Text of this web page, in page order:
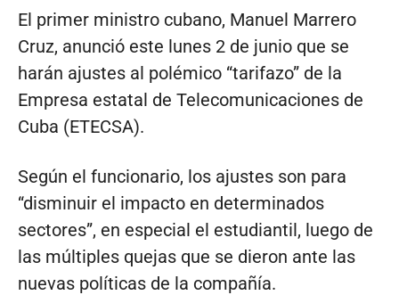
El primer ministro cubano, Manuel Marrero
Cruz, anunció este lunes 2 de junio que se
harán ajustes al polémico “tarifazo” de la
Empresa estatal de Telecomunicaciones de
Cuba (ETECSA).
Según el funcionario, los ajustes son para
“disminuir el impacto en determinados
sectores”, en especial el estudiantil, luego de
las múltiples quejas que se dieron ante las
nuevas políticas de la compañía.